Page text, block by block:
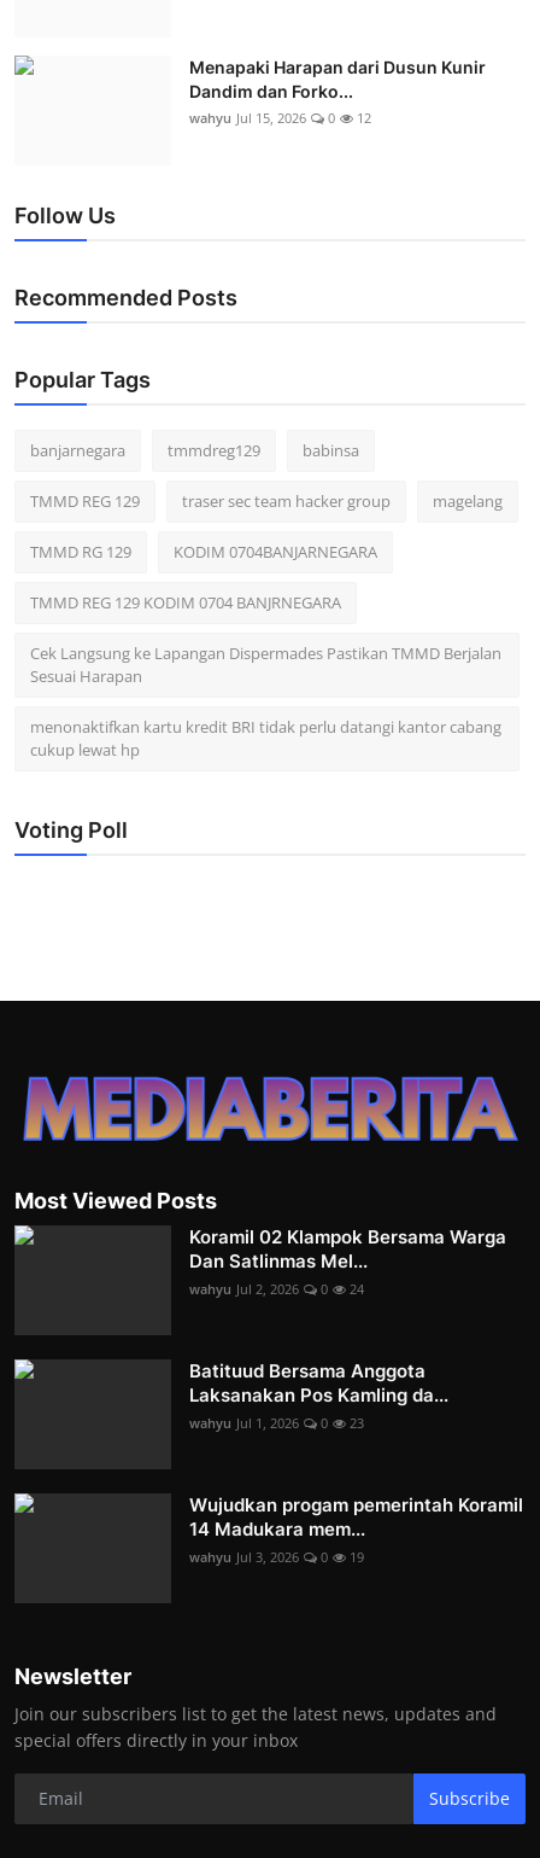
Menapaki Harapan dari Dusun Kunir
Dandim dan Forko...
wahyu Jul 15, 2026 0 12
Follow Us
Recommended Posts
Popular Tags
banjarnegara tmmdreg129 babinsa
TMMD REG 129 traser sec team hacker group magelang
TMMD RG 129 KODIM 0704BANJARNEGARA
TMMD REG 129 KODIM 0704 BANJRNEGARA
Cek Langsung ke Lapangan Dispermades Pastikan TMMD Berjalan
Sesuai Harapan
menonaktifkan kartu kredit BRI tidak perlu datangi kantor cabang
cukup lewat hp
Voting Poll
Most Viewed Posts
Koramil 02 Klampok Bersama Warga
Dan Satlinmas Mel...
wahyu Jul 2, 2026 0 24
Batituud Bersama Anggota
Laksanakan Pos Kamling da...
wahyu Jul 1, 2026 0 23
Wujudkan progam pemerintah Koramil
14 Madukara mem...
wahyu Jul 3, 2026 0 19
Newsletter
Join our subscribers list to get the latest news, updates and
special offers directly in your inbox
Subscribe